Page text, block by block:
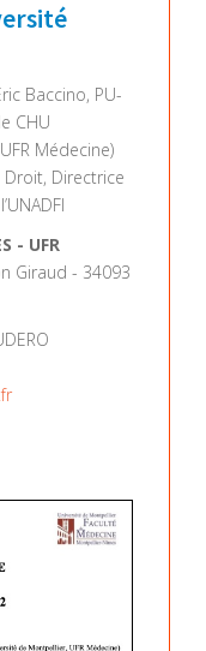
Baccino, PU-
CHU
Médecine)
Droit, Directrice
- UFR
Giraud - 34093